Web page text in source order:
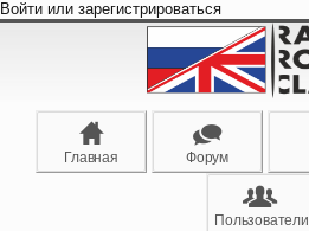
Войти или зарегистрироваться
Главная Форум
Пользователи